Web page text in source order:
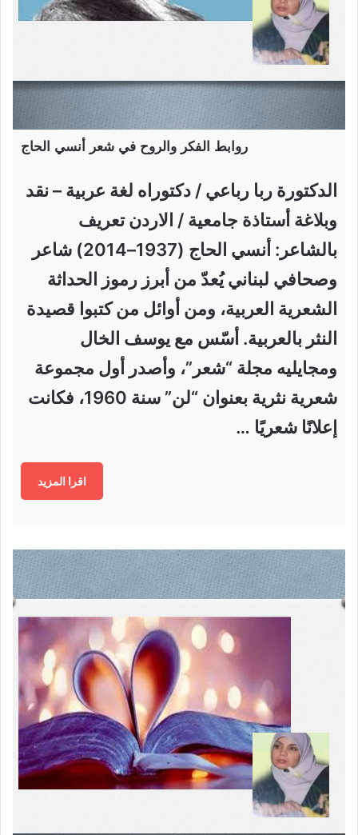
روابط الفكر والروح في شعر أنسي الحاج
الدكتورة ربا رباعي / دكتوراه لغة عربية – نقد
وبلاغة أستاذة جامعية / الاردن تعريف
بالشاعر: أنسي الحاج (1937–2014) شاعر
وصحافي لبناني يُعدّ من أبرز رموز الحداثة
الشعرية العربية، ومن أوائل من كتبوا قصيدة
النثر بالعربية. أسّس مع يوسف الخال
ومجايليه مجلة “شعر”، وأصدر أول مجموعة
شعرية نثرية بعنوان “لن” سنة 1960، فكانت
إعلانًا شعريًا …
اقرا المزيد